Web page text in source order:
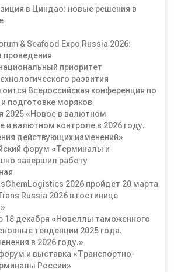
в Циндао: новые решения в
& Seafood Expo Russia 2026:
приоритет
развития
Всероссийская конференция по
подготовке моряков
2025 «Новое в валютном
и валютном контроле в 2026 году.
действующих изменений»
форум «Терминалы и
завершил работу
2026 пройдет 20 марта
Russia 2026 в гостинице
18 декабря «Новеллы таможенного
тенденции 2025 года.
в 2026 году.»
и выставка «Транспортно-
России»